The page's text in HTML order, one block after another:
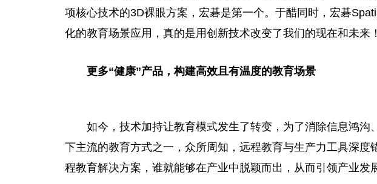
项核心技术的3D裸眼方案，宏碁是第一个。于醋同时，宏碁
化的教育场景应用，真的是用创新技术改变了我们的现在和未来！
更多“健康”产品，构建高效且有温度的教育场景
如今，技术加持让教育模式发生了转变，为了消除信息鸿沟
下主流的教育方式之一，众所周知，远程教育与生产力工具深度
程教育解决方案，谁就能够在产业中脱颖而出，从而引领产业发